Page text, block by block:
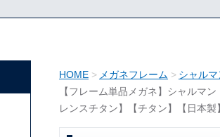
HOME メガネフレーム
シャル
【フレーム単品メガネ】シャルマ
レンスチタン】【チタン】【日本製】